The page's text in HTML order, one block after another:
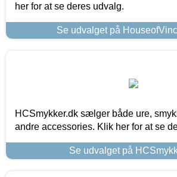
her for at se deres udvalg.
Se udvalget på
HCSmykker.dk sælger både ure,
andre accessories. Klik her for at se
Se udvalget på